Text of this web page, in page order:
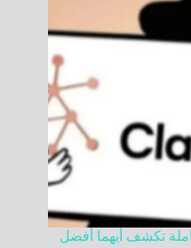
تكشف أيهما أفضل